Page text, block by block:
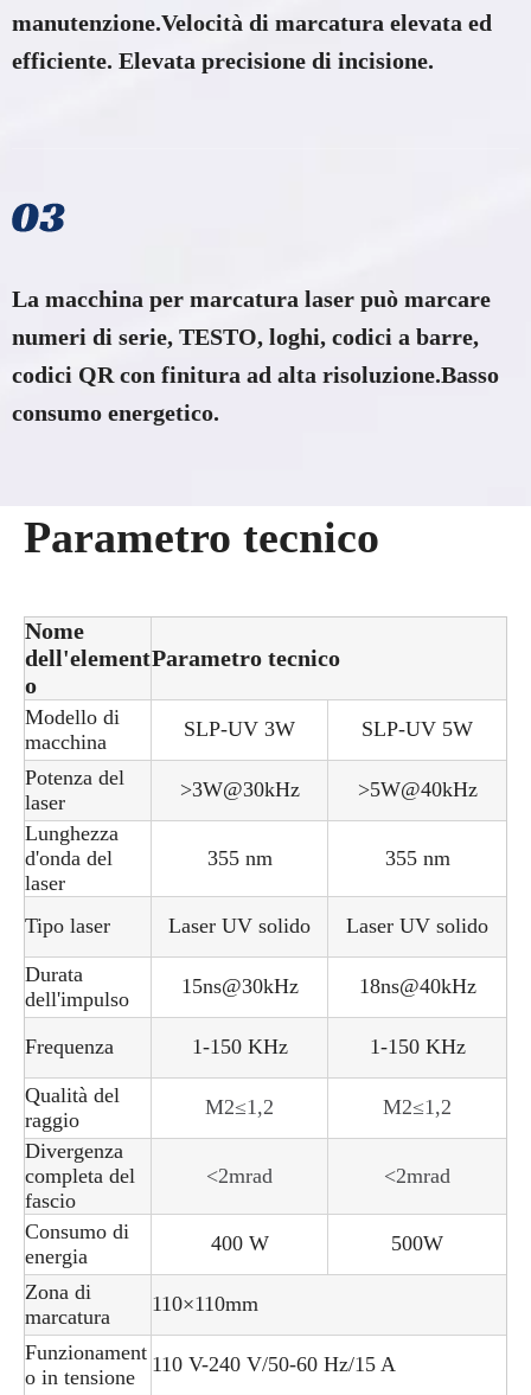
manutenzione.Velocità di marcatura elevata ed
efficiente. Elevata precisione di incisione.​​​​​​​
La macchina per marcatura laser può marcare
numeri di serie, TESTO, loghi, codici a barre,
codici QR con finitura ad alta risoluzione.Basso
consumo energetico.
Parametro tecnico
Nome
dell'element
o
Parametro tecnico
Modello di
macchina
SLP-UV 3W SLP-UV 5W
Potenza del
laser
>3W@30kHz
>5W@40kHz
Lunghezza
d'onda del
laser
355 nm 355 nm
Tipo laser Laser UV solido Laser UV solido
Durata
dell'impulso
15ns@30kHz 18ns@40kHz
Frequenza 1-150 KHz 1-150 KHz
Qualità del
raggio
M2≤1,2
M2≤1,2
Divergenza
completa del
fascio
<2mrad <2mrad
Consumo di
energia
400 W 500W
Zona di
marcatura
110×110mm
Funzionament
o in tensione
110 V-240 V/50-60 Hz/15 A